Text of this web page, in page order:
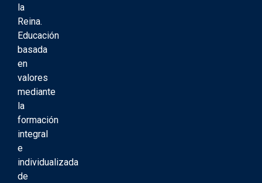
la
Reina.
Educación
basada
en
valores
mediante
la
formación
integral
e
individualizada
de